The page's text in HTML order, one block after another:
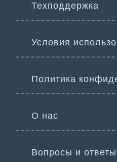
Техподдержка
Условия
Политика
О нас
Вопросы и ответы